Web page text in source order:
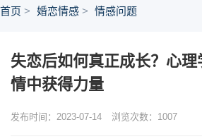
首页 婚恋情感 情感问题
失恋后如何真正成长？心
情中获得力量
发布时间：2023-07-14 浏览次数： 1007